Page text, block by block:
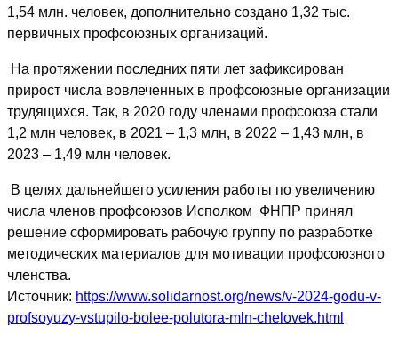
1,54 млн. человек, дополнительно создано 1,32 тыс.
первичных профсоюзных организаций.
На протяжении последних пяти лет зафиксирован
прирост числа вовлеченных в профсоюзные организации
трудящихся. Так, в 2020 году членами профсоюза стали
1,2 млн человек, в 2021 – 1,3 млн, в 2022 – 1,43 млн, в
2023 – 1,49 млн человек.
В целях дальнейшего усиления работы по увеличению
числа членов профсоюзов Исполком ФНПР принял
решение сформировать рабочую группу по разработке
методических материалов для мотивации профсоюзного
членства.
Источник: https://www.solidarnost.org/news/v-2024-godu-v-
profsoyuzy-vstupilo-bolee-polutora-mln-chelovek.html